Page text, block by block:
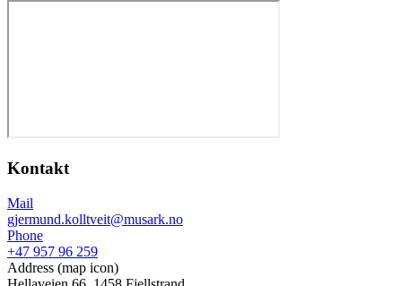
Kontakt
Mail
gjermund.kolltveit@musark.no
Phone
+47 957 96 259
Address (map icon)